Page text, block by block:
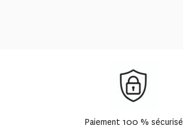
Paiement 100 % sécurisé